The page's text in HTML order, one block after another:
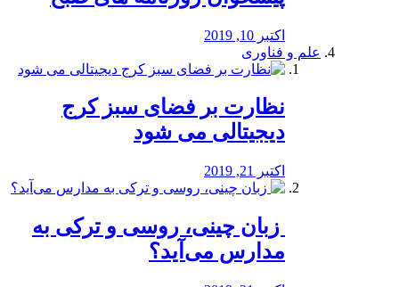
اکتبر 10, 2019
علم و فناوری
نظارت بر فضای سبز کرج
دیجیتالی می شود
اکتبر 21, 2019
️ زبان چینی، روسی و ترکی به
مدارس می‌آید؟